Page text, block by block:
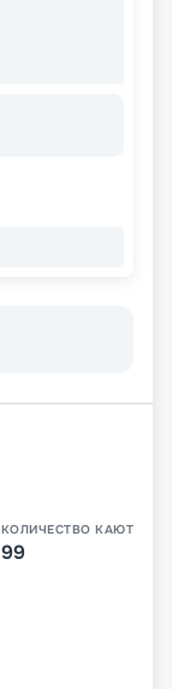
КОЛИЧЕСТВО КАЮТ
99